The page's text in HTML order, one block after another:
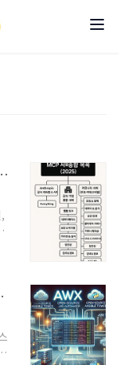
연결하는 자동화 시대
행 자동화